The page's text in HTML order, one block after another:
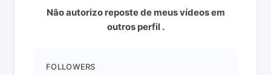
Não autorizo reposte de meus vídeos em
outros perfil .
FOLLOWERS